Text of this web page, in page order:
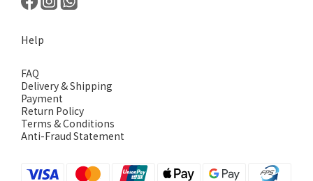
Help
FAQ
Delivery & Shipping
Payment
Return Policy
Terms & Conditions
Anti-Fraud Statement